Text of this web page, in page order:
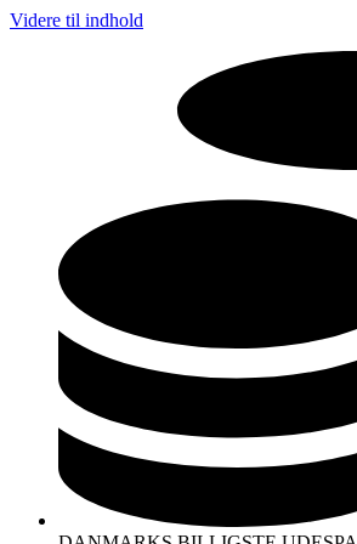
Videre til indhold